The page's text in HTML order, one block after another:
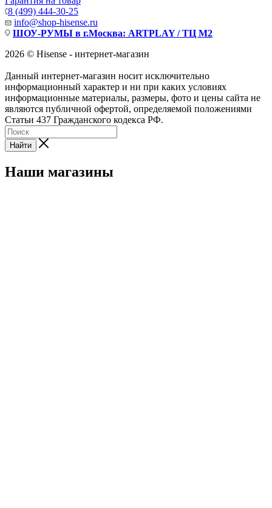
8 (499) 444-30-25
info@shop-hisense.ru
ШОУ-РУМЫ в г.Москва: ARTPLAY / ТЦ М2
2026 © Hisense - интернет-магазин
Данный интернет-магазин носит исключительно
информационный характер и ни при каких условиях
информационные материалы, размеры, фото и цены сайта не
являются публичной офертой, определяемой положениями
Статьи 437 Гражданского кодекса РФ.
Найти
Наши магазины